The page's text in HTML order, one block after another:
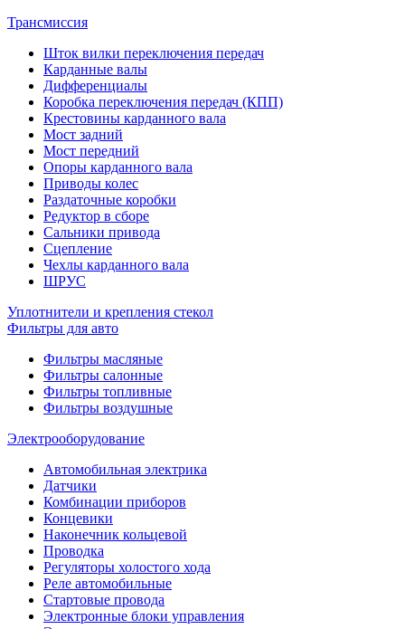
Трансмиссия
Шток вилки переключения передач
Карданные валы
Дифференциалы
Коробка переключения передач (КПП)
Крестовины карданного вала
Мост задний
Мост передний
Опоры карданного вала
Приводы колес
Раздаточные коробки
Редуктор в сборе
Сальники привода
Сцепление
Чехлы карданного вала
ШРУС
Уплотнители и крепления стекол
Фильтры для авто
Фильтры масляные
Фильтры салонные
Фильтры топливные
Фильтры воздушные
Электрооборудование
Автомобильная электрика
Датчики
Комбинации приборов
Концевики
Наконечник кольцевой
Проводка
Регуляторы холостого хода
Реле автомобильные
Стартовые провода
Электронные блоки управления